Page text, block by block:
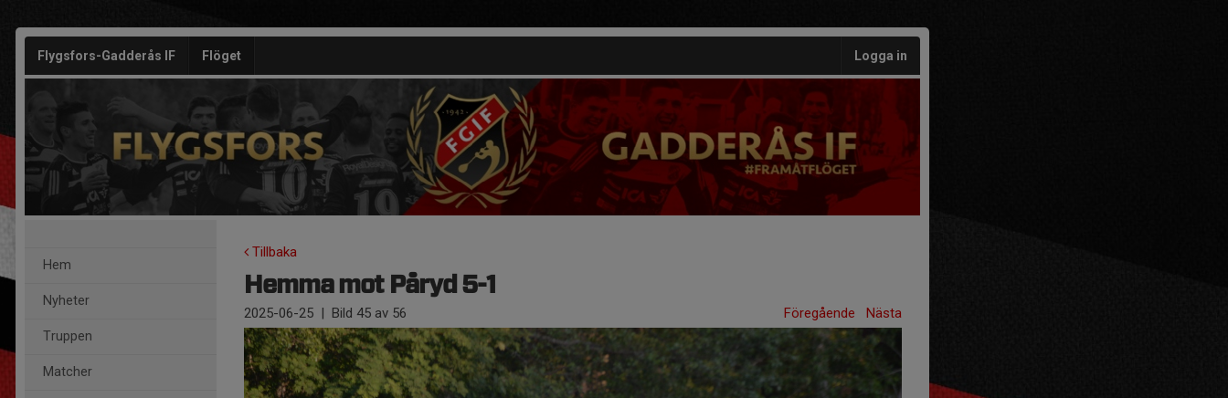
Flygsfors-Gadderås IF Flöget Logga in
Hem
Nyheter
Truppen
Matcher
Tillbaka
Hemma mot Påryd 5-1
2025-06-25 | Bild 45 av 56 Föregående Nästa